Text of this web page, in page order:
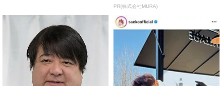
致」する方...
PR(株式会社MURA)